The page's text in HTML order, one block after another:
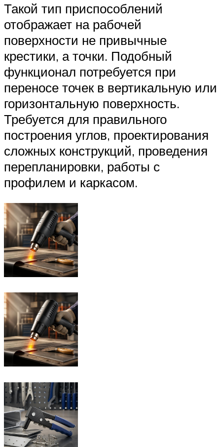
Такой тип приспособлений
отображает на рабочей
поверхности не привычные
крестики, а точки. Подобный
функционал потребуется при
переносе точек в вертикальную или
горизонтальную поверхность.
Требуется для правильного
построения углов, проектирования
сложных конструкций, проведения
перепланировки, работы с
профилем и каркасом.